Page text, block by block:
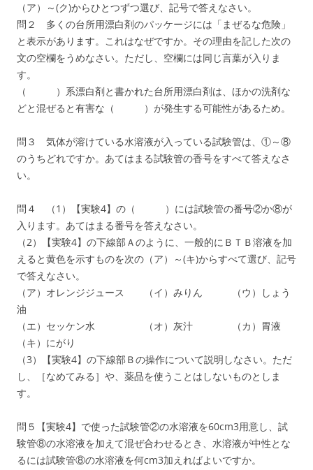
（ア）～(ク)からひとつずつ選び、記号で答えなさい。
問２ 多くの台所用漂白剤のパッケージには「まぜるな危険」
と表示があります。これはなぜですか。その理由を記した次の
文の空欄をうめなさい。ただし、空欄には同じ言葉が入りま
す。
（ ）系漂白剤と書かれた台所用漂白剤は、ほかの洗剤な
どと混ぜると有害な（ ）が発生する可能性があるため。
問３ 気体が溶けている水溶液が入っている試験管は、①～⑧
のうちどれですか。あてはまる試験管の香号をすべて答えなさ
い。
問４ （1）【実験4】の（ ）には試験管の番号②か⑧が
入ります。あてはまる番号を答えなさい。
（2）【実験4】の下線部Ａのように、一般的にＢＴＢ溶液を加
えると黄色を示すものを次の（ア）～(キ)からすべて選び、記号
で答えなさい。
（ア）オレンジジュース （イ）みりん （ウ）しょう
油
（エ）セッケン水 （オ）灰汁 （カ）胃液
（キ）にがり
（3）【実験4】の下線部Ｂの操作について説明しなさい。ただ
し、［なめてみる］や、薬品を使うことはしないものとしま
す。
問５【実験4】で使った試験管②の水溶液を60cm3用意し、試
験管⑧の水溶液を加えて混ぜ合わせるとき、水溶液が中性とな
るには試験管⑧の水溶液を何cm3加えればよいですか。